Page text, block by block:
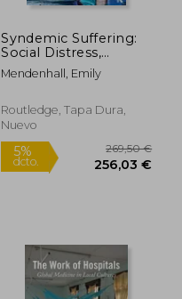
5%
Syndemic Suffering:
Social Distress,
Depression, and
Diabetes Among
Wome (en Inglés)
Mendenhall, Emily
Routledge, Tapa Dura,
Nuevo